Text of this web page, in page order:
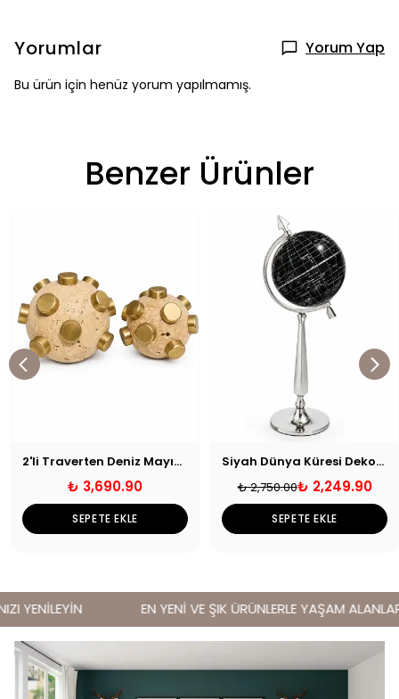
Yorumlar Yorum Yap
Bu ürün için henüz yorum yapılmamış.
Benzer Ürünler
2'li Traverten Deniz Mayını Dekoratif Obje
₺ 3,690.90
SEPETE EKLE
Siyah Dünya Küresi Dekoratif Obje
₺ 2,750.00₺ 2,249.90
SEPETE EKLE
YENİLEYİN EN YENİ VE ŞIK ÜRÜNLERLE YAŞAM